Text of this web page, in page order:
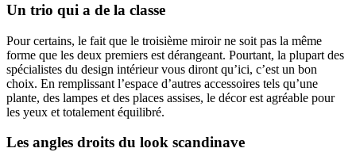
Un trio qui a de la classe
Pour certains, le fait que le troisième miroir ne soit pas la même
forme que les deux premiers est dérangeant. Pourtant, la plupart des
spécialistes du design intérieur vous diront qu’ici, c’est un bon
choix. En remplissant l’espace d’autres accessoires tels qu’une
plante, des lampes et des places assises, le décor est agréable pour
les yeux et totalement équilibré.
Les angles droits du look scandinave